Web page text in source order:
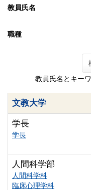
教員氏名
職種
教員氏名とキー
文教大学
学長
学長
人間科学部
人間科学科
臨床心理学科